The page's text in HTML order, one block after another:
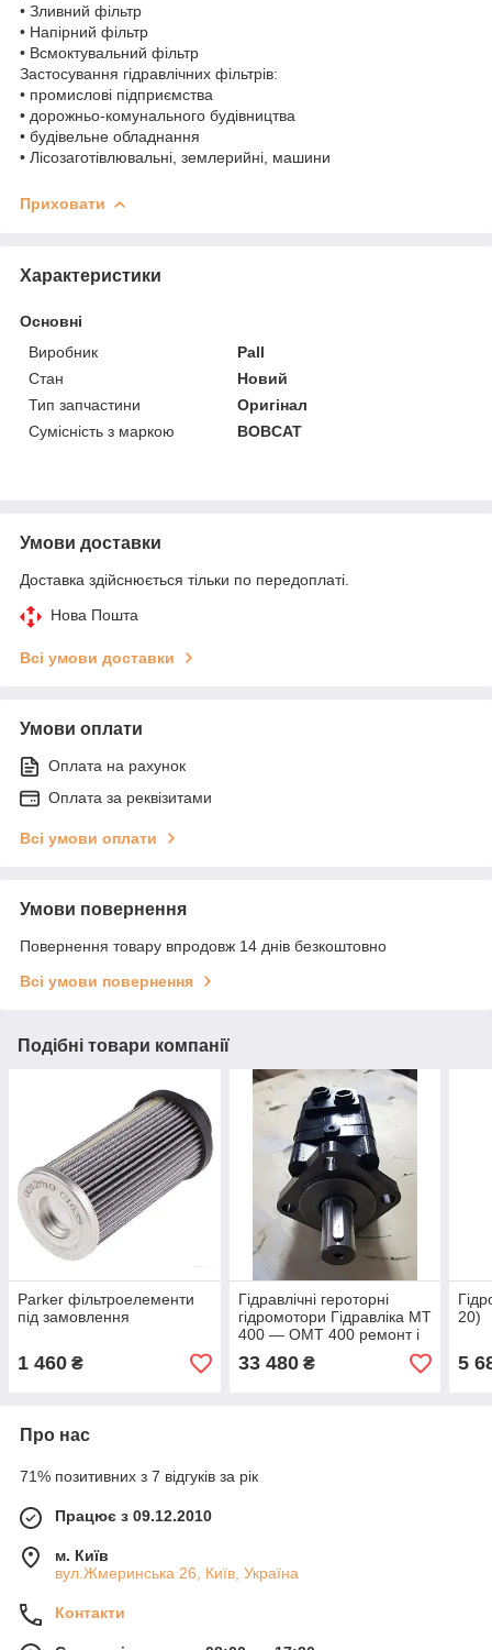
• Зливний фільтр
• Напірний фільтр
• Всмоктувальний фільтр
Застосування гідравлічних фільтрів:
• промислові підприємства
• дорожньо-комунального будівництва
• будівельне обладнання
• Лісозаготівлювальні, землерийні, машини
Приховати
Характеристики
Основні
Виробник
Pall
Стан
Новий
Тип запчастини
Оригінал
Сумісність з маркою
BOBCAT
Умови доставки
Доставка здійснюється тільки по передоплаті.
Нова Пошта
Всі умови доставки
Умови оплати
Оплата на рахунок
Оплата за реквізитами
Всі умови оплати
Умови повернення
Повернення товару впродовж 14 днів безкоштовно
Всі умови повернення
Подібні товари компанії
Parker фільтроелементи
під замовлення
1 460 ₴
Гідравлічні героторні
гідромотори Гідравліка MT
400 — OMT 400 ремонт і
наявність на складі в
Україні
33 480₴
20)
5
Про нас
71% позитивних з 7 відгуків за рік
Працює з 09.12.2010
м. Київ
вул.Жмеринська 26, Київ, Україна
Контакти